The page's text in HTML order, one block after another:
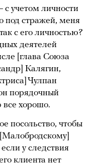
с учетом личности
под стражей, меня
с его личностью?
деятелей
[глава Союза
Калягин,
Чулпан
порядочный
все хорошо.
посольство, чтобы
у следствия
клиента нет